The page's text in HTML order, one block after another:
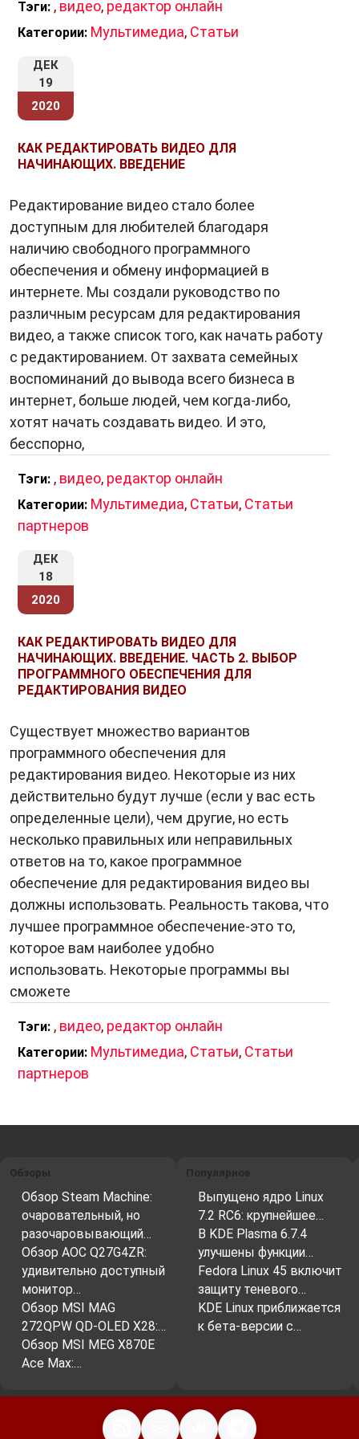
Тэги: , видео, редактор онлайн
Категории: Мультимедиа, Статьи
ДЕК
19
2020
КАК РЕДАКТИРОВАТЬ ВИДЕО ДЛЯ
НАЧИНАЮЩИХ. ВВЕДЕНИЕ
Редактирование видео стало более
доступным для любителей благодаря
наличию свободного программного
обеспечения и обмену информацией в
интернете. Мы создали руководство по
различным ресурсам для редактирования
видео, а также список того, как начать работу
с редактированием. От захвата семейных
воспоминаний до вывода всего бизнеса в
интернет, больше людей, чем когда-либо,
хотят начать создавать видео. И это,
бесспорно,
Тэги: , видео, редактор онлайн
Категории: Мультимедиа, Статьи, Статьи
партнеров
ДЕК
18
2020
КАК РЕДАКТИРОВАТЬ ВИДЕО ДЛЯ
НАЧИНАЮЩИХ. ВВЕДЕНИЕ. ЧАСТЬ 2. ВЫБОР
ПРОГРАММНОГО ОБЕСПЕЧЕНИЯ ДЛЯ
РЕДАКТИРОВАНИЯ ВИДЕО
Существует множество вариантов
программного обеспечения для
редактирования видео. Некоторые из них
действительно будут лучше (если у вас есть
определенные цели), чем другие, но есть
несколько правильных или неправильных
ответов на то, какое программное
обеспечение для редактирования видео вы
должны использовать. Реальность такова, что
лучшее программное обеспечение-это то,
которое вам наиболее удобно
использовать. Некоторые программы вы
сможете
Тэги: , видео, редактор онлайн
Категории: Мультимедиа, Статьи, Статьи
партнеров
Обзоры
Обзор Steam Machine:
очаровательный, но
разочаровывающий…
Обзор AOC Q27G4ZR:
удивительно доступный
монитор…
Обзор MSI MAG
272QPW QD-OLED X28:…
Обзор MSI MEG X870E
Ace Max:…
Популярное
Выпущено ядро Linux
7.2 RC6: крупнейшее…
В KDE Plasma 6.7.4
улучшены функции…
Fedora Linux 45 включит
защиту теневого…
KDE Linux приближается
к бета-версии с…